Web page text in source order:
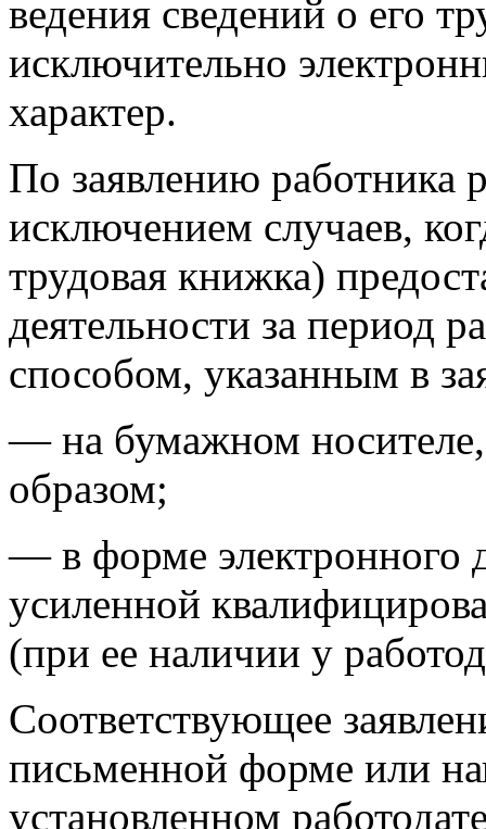
ведения сведений о его
исключительно
характер.
По заявлению работника
исключением случаев,
трудовая книжка)
деятельности за период
способом, указанным в
— на бумажном
образом;
— в форме электронного
усиленной
(при ее наличии у
Соответствующее
письменной форме или
установленном